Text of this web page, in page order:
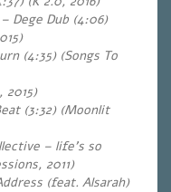
– Dege Dub (4:06)
(4:35) (Songs To
, 2015)
(3:32) (Moonlit
– life’s so
2011)
(feat. Alsarah)